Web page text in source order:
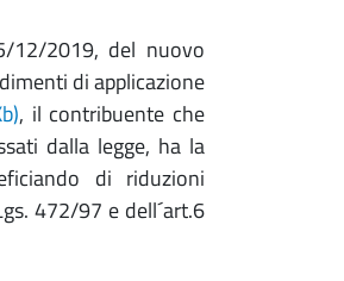
12/2019, del nuovo
di applicazione
, il contribuente che
dalla legge, ha la
di riduzioni
472/97 e dell´art.6